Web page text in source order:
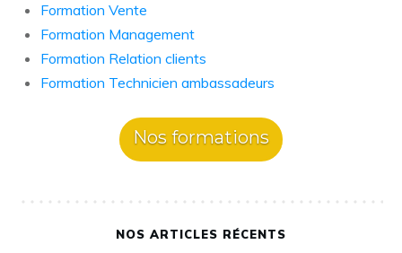
Formation Vente
Formation Management
Formation Relation clients
Formation Technicien ambassadeurs
Nos formations
NOS ARTICLES RÉCENTS